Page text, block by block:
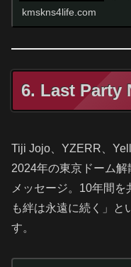
kmskns4life.com
6. Last Party
Tiji Jojo、YZERR、
2024年の東京ドーム
メッセージ。10年間
も絆は永遠に続く」と
す。